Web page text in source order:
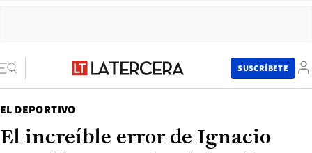
SUSCRÍBETE
EL DEPORTIVO
El increíble error de Ignacio